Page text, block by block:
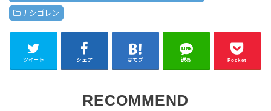
ナシゴレン
ツイート シェア はてブ 送る Pocket
RECOMMEND